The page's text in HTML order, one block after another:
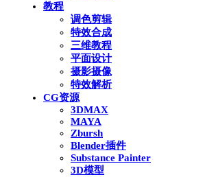
教程
调色剪辑
特效合成
三维教程
平面设计
摄影摄像
特效解析
CG资源
3DMAX
MAYA
Zbursh
Blender插件
Substance Painter
3D模型